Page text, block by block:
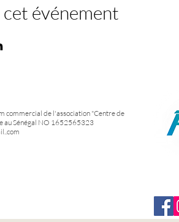
événement
commercial de l'association "Centre de
au Sénégal NO 1652565323